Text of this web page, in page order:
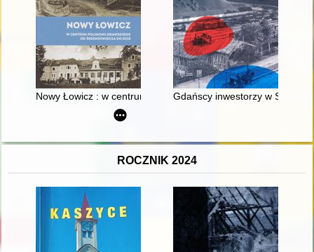
Nowy Łowicz : w centrum poligonu drawskiego od
Gdańscy inwestorzy w
ROCZNIK 2024